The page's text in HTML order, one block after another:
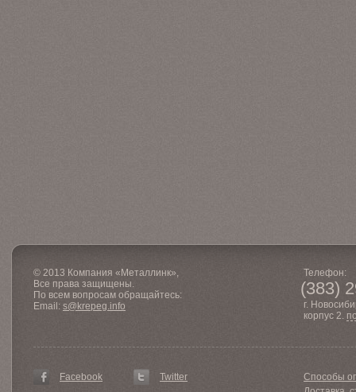
© 2013 Компания «Металлинк»,
Все права защищены.
По всем вопросам обращайтесь:
Email: s@krepeg.info
Телефон:
(383)
г.
корпус 2.
Facebook Twitter
Способы